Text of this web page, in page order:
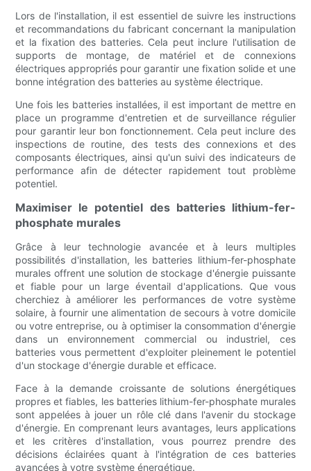
Lors de l'installation, il est essentiel de suivre les instructions
et recommandations du fabricant concernant la manipulation
et la fixation des batteries. Cela peut inclure l'utilisation de
supports de montage, de matériel et de connexions
électriques appropriés pour garantir une fixation solide et une
bonne intégration des batteries au système électrique.
Une fois les batteries installées, il est important de mettre en
place un programme d'entretien et de surveillance régulier
pour garantir leur bon fonctionnement. Cela peut inclure des
inspections de routine, des tests des connexions et des
composants électriques, ainsi qu'un suivi des indicateurs de
performance afin de détecter rapidement tout problème
potentiel.
Maximiser le potentiel des batteries lithium-fer-
phosphate murales
Grâce à leur technologie avancée et à leurs multiples
possibilités d'installation, les batteries lithium-fer-phosphate
murales offrent une solution de stockage d'énergie puissante
et fiable pour un large éventail d'applications. Que vous
cherchiez à améliorer les performances de votre système
solaire, à fournir une alimentation de secours à votre domicile
ou votre entreprise, ou à optimiser la consommation d'énergie
dans un environnement commercial ou industriel, ces
batteries vous permettent d'exploiter pleinement le potentiel
d'un stockage d'énergie durable et efficace.
Face à la demande croissante de solutions énergétiques
propres et fiables, les batteries lithium-fer-phosphate murales
sont appelées à jouer un rôle clé dans l'avenir du stockage
d'énergie. En comprenant leurs avantages, leurs applications
et les critères d'installation, vous pourrez prendre des
décisions éclairées quant à l'intégration de ces batteries
avancées à votre système énergétique.